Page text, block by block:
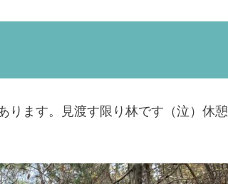
ります。見渡す限り林です（泣）休憩